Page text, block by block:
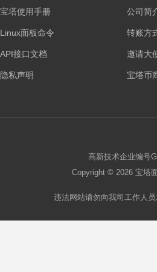
宝塔使用手册
Linux面板命令
API接口文档
隐私声明
公司简
转账方
邀请大
宝塔币
高新技术企业编号
Copyright © 2026 宝塔
违法网站请勿向我司工作人